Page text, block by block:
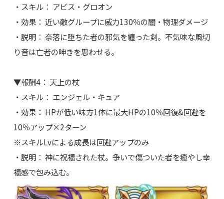
・スキル： アビス・グロオン
・効果： 近い敵グループに威力130％の闇・物理ダメージ
・説明： 奈落に堕ちた者の邪気を纏った剣。不気味な風切
り音は亡者の呻きを思わせる。
▼報酬4： 天上の杖
・スキル： エンジェル・キュア
・効果： HPが低い味方1体に最大HPの10％回復&回避を
10％アップ×2ターン
※スキルLvによる成長は回避アップのみ
・説明： 神に祝福された杖。争いで傷ついた者を癒やし幸
福感で包み込む。